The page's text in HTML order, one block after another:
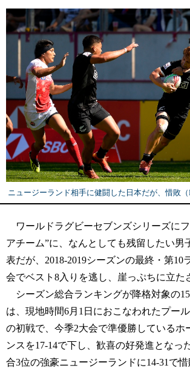
ニュージーランド相手に健闘した日本だが、惜敗（
ワールドラグビーセブンズシリーズにフ
アチーム”に、なんとしても残留したい男
表だが、2018-2019シーズンの最終・第10
会でベスト8入りを逃し、崖っぷちに立た
シーズン総合ランキングが降格対象の
は、現地時間6月1日におこなわれたプー
の初戦で、今季2大会で準優勝しているホ
ンスを17-14で下し、歓喜の好発進となっ
合3位の強豪ニュージーランドに14-31で